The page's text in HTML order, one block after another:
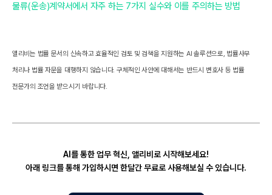
물류(운송)계약서에서 자주 하는 7가지 실수와 이를 주의하는 방법
앨리비는 법률 문서의 신속하고 효율적인 검토 및 검색을 지원하는 AI 솔루션으로, 법률사무
처리나 법률 자문을 대행하지 않습니다. 구체적인 사안에 대해서는 반드시 변호사 등 법률
전문가의 조언을 받으시기 바랍니다.
AI를 통한 업무 혁신, 앨리비로 시작해보세요!
아래 링크를 통해 가입하시면 한달간 무료로 사용해보실 수 있습니다.